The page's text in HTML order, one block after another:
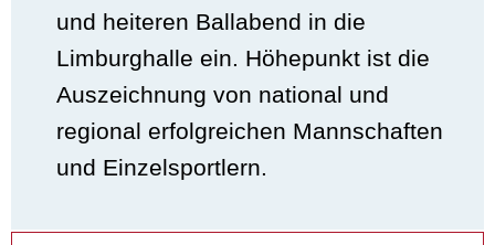
und heiteren Ballabend in die
Limburghalle ein. Höhepunkt ist die
Auszeichnung von national und
regional erfolgreichen Mannschaften
und Einzelsportlern.